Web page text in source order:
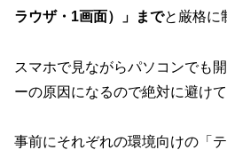
ラウザ・1画面）」までと厳格に
スマホで見ながらパソコンでも
ーの原因になるので絶対に避けて
事前にそれぞれの環境向けの「